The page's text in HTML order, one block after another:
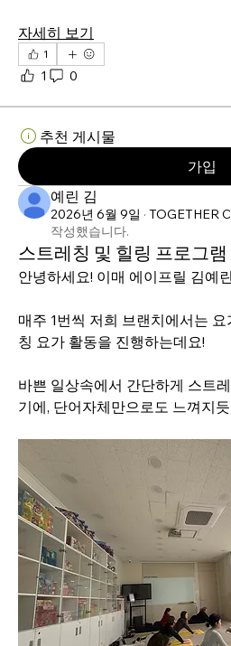
자세히 보기
1
1 0
추천 게시물
가입
예린 김
2026년 6월 9일 · TOGETHER
작성했습니다.
스트레칭 및 힐링 프로그램
안녕하세요! 이매 에이프릴 김예
매주 1번씩 저희 브랜치에서는
칭 요가 활동을 진행하는데요!
바쁜 일상속에서 간단하게 스트
기에, 단어자체만으로도 느껴지